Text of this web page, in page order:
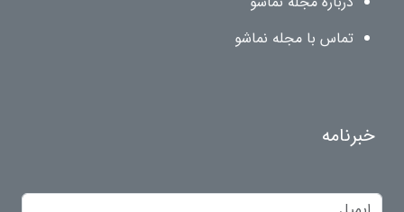
تماس با مجله نماشو
خبرنامه